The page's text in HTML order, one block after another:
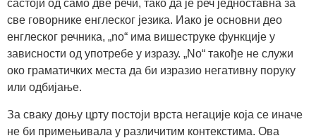
састоји од само две речи, тако да је реч једноставна за
све говорнике енглеског језика. Иако је основни део
енглеског речника, „no“ има вишеструке функције у
зависности од употребе у изразу. „No“ такође не служи
око граматичких места да би изразио негативну поруку
или одбијање.
За сваку доњу црту постоји врста негације која се иначе
не би примењивала у различитим контекстима. Ова